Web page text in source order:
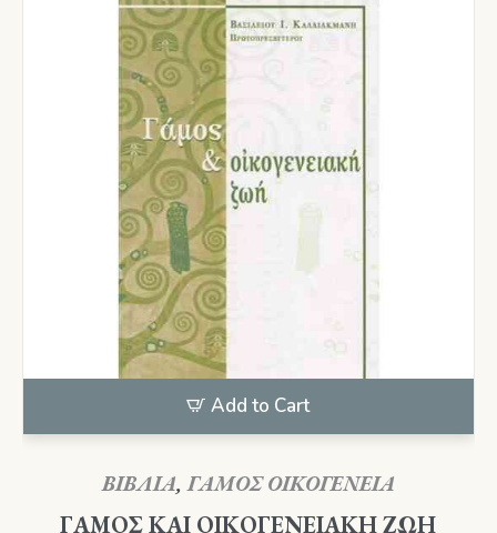
Add to Cart
ΒΙΒΛΙΑ,ΓΑΜΟΣ ΟΙΚΟΓΕΝΕΙΑ
ΓΑΜΟΣ ΚΑΙ ΟΙΚΟΓΕΝΕΙΑΚΗ ΖΩΗ